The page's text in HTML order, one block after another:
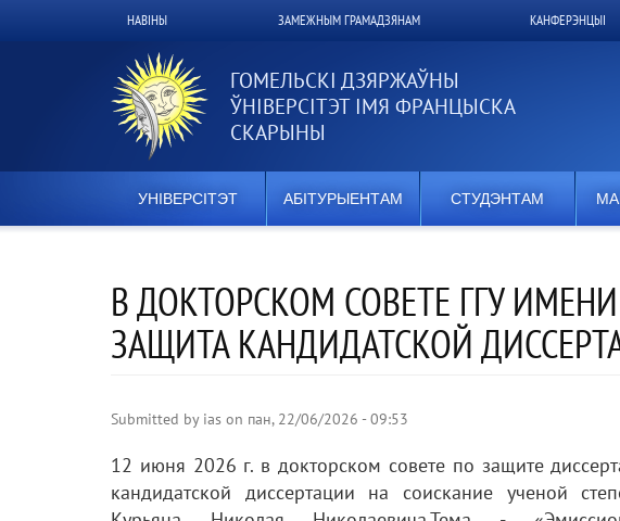
Верхнее
меню
НАВІНЫ ЗАМЕЖНЫМ ГРАМАДЗЯНАМ КАНФЕРЭНЦЫІ
ГОМЕЛЬСКІ ДЗЯРЖАЎНЫ
ЎНІВЕРСІТЭТ ІМЯ ФРАНЦЫСКА
СКАРЫНЫ
УНІВЕРСІТЭТ АБІТУРЫЕНТАМ СТУДЭНТАМ
В ДОКТОРСКОМ СОВЕТЕ ГГУ
ЗАЩИТА КАНДИДАТСКОЙ
Submitted by ias on пан, 22/06/2026 - 09:53
12 июня 2026 г. в докторском совете по защите
кандидатской диссертации на соискание ученой